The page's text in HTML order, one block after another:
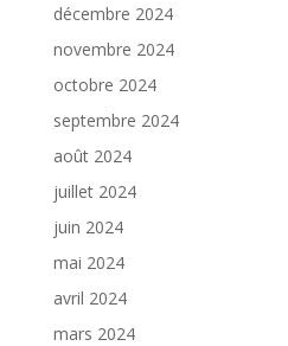
décembre 2024
novembre 2024
octobre 2024
septembre 2024
août 2024
juillet 2024
juin 2024
mai 2024
avril 2024
mars 2024